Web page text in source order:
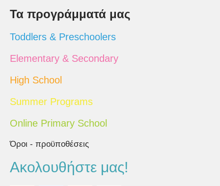
Τα προγράμματά μας
Toddlers & Preschoolers
Elementary & Secondary
High School
Summer Programs
Online Primary School
Όροι - προϋποθέσεις
Ακολουθήστε μας!